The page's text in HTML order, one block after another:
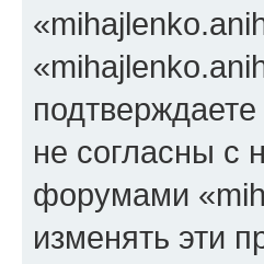
не согласны с
форумами
изменять эти